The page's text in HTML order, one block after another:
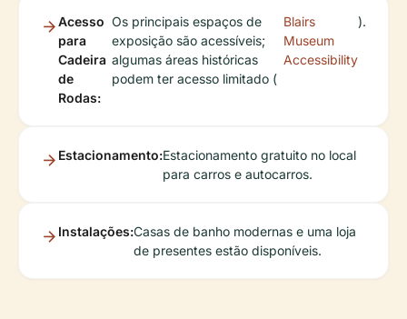
Acesso
para
Cadeira
de
Rodas:
Os principais espaços de
exposição são acessíveis;
algumas áreas históricas
podem ter acesso limitado (
Blairs
Museum
Accessibility
).
Estacionamento:Estacionamento gratuito no local
para carros e autocarros.
Instalações:Casas de banho modernas e uma loja
de presentes estão disponíveis.